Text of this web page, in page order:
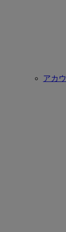
アカ